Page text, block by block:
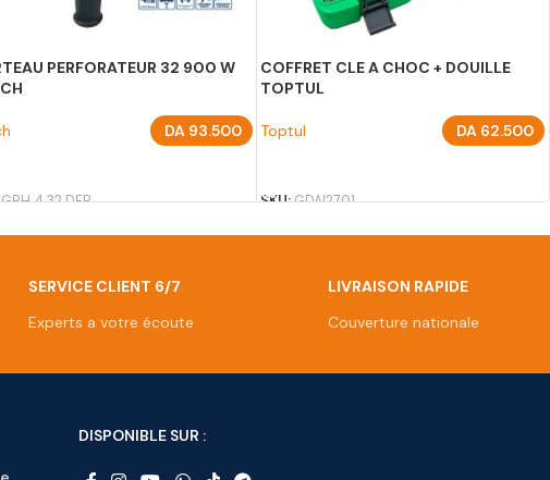
PERFORATEUR 32 900 W
DA93.500
GBH 4 32 DFR
COFFRET CLE A CHOC + DOUILLE
TOPTUL
Toptul DA62.500
SKU:GDAI2701
SERVICE CLIENT 6/7
Experts a votre écoute
LIVRAISON RAPIDE
Couverture nationale
DISPONIBLE SUR :